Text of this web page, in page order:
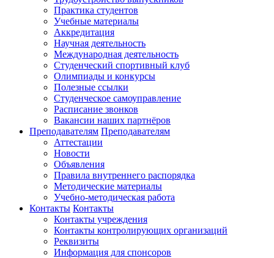
Практика студентов
Учебные материалы
Аккредитация
Научная деятельность
Международная деятельность
Студенческий спортивный клуб
Олимпиады и конкурсы
Полезные ссылки
Студенческое самоуправление
Расписание звонков
Вакансии наших партнёров
Преподавателям Преподавателям
Аттестации
Новости
Объявления
Правила внутреннего распорядка
Методические материалы
Учебно-методическая работа
Контакты Контакты
Контакты учреждения
Контакты контролирующих организаций
Реквизиты
Информация для спонсоров